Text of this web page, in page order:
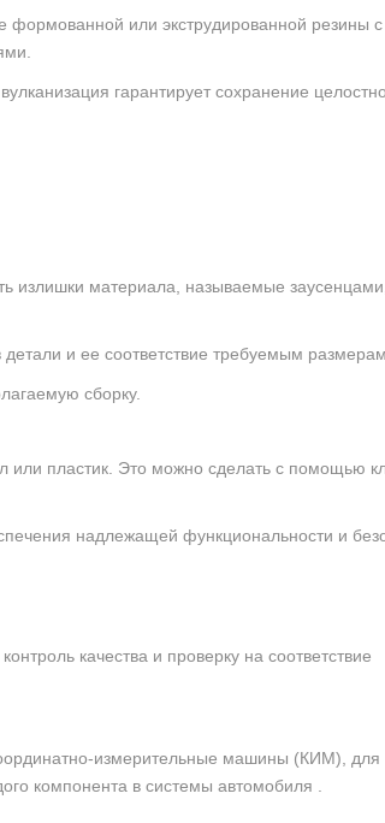
формованной или экструдированной резины
гарантирует сохранение
излишки материала, называемые
и ее соответствие требуемым размерам.
сборку.
или пластик. Это можно сделать с помощью
надлежащей функциональности и
качества и проверку на соответствие
измерительные машины (КИМ), для
компонента в системы автомобиля .